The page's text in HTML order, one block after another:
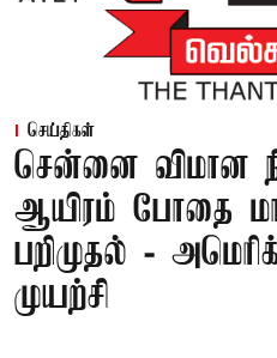
செய்திகள்
சென்னை விமான
ஆயிரம் போதை
பறிமுதல் -
முயற்சி